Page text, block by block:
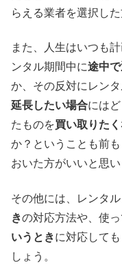
らえる業者を選択し
また、人生はいつも
ンタル期間中に途中
か、その反対にレン
延長したい場合には
たものを買い取りた
か？ということも前
おいた方がいいと思い
その他には、レンタ
きの対応方法や、使
いうときに対応して
しょう。